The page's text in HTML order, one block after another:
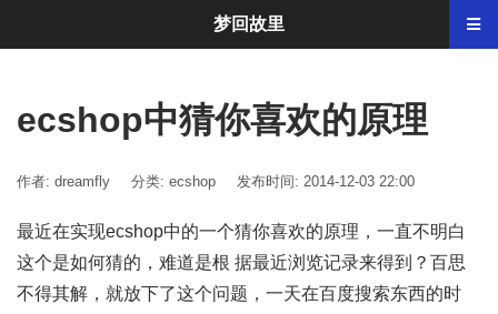
ecshop中猜你喜欢的原理
作者: dreamfly 分类: ecshop 发布时间: 2014-12-03 22:00
最近在实现ecshop中的一个猜你喜欢的原理，一直不明白
这个是如何猜的，难道是根 据最近浏览记录来得到？百思
不得其解，就放下了这个问题，一天在百度搜索东西的时
梦回故里